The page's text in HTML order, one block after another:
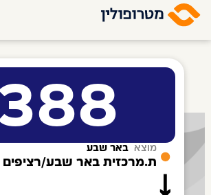
מוצא באר שבע
ת.מרכזית באר שבע/רציפים